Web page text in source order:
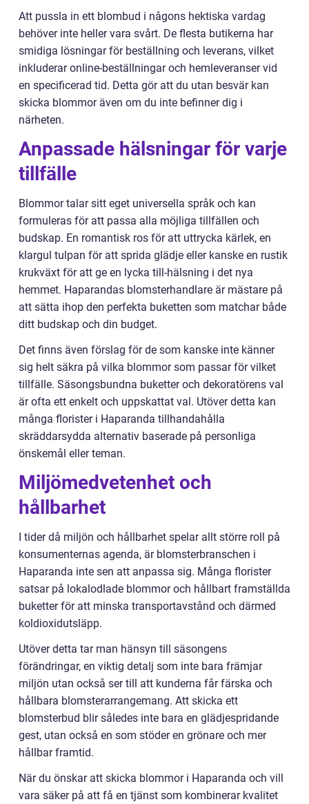
Att pussla in ett blombud i någons hektiska vardag
behöver inte heller vara svårt. De flesta butikerna har
smidiga lösningar för beställning och leverans, vilket
inkluderar online-beställningar och hemleveranser vid
en specificerad tid. Detta gör att du utan besvär kan
skicka blommor även om du inte befinner dig i
närheten.
Anpassade hälsningar för varje
tillfälle
Blommor talar sitt eget universella språk och kan
formuleras för att passa alla möjliga tillfällen och
budskap. En romantisk ros för att uttrycka kärlek, en
klargul tulpan för att sprida glädje eller kanske en rustik
krukväxt för att ge en lycka till-hälsning i det nya
hemmet. Haparandas blomsterhandlare är mästare på
att sätta ihop den perfekta buketten som matchar både
ditt budskap och din budget.
Det finns även förslag för de som kanske inte känner
sig helt säkra på vilka blommor som passar för vilket
tillfälle. Säsongsbundna buketter och dekoratörens val
är ofta ett enkelt och uppskattat val. Utöver detta kan
många florister i Haparanda tillhandahålla
skräddarsydda alternativ baserade på personliga
önskemål eller teman.
Miljömedvetenhet och
hållbarhet
I tider då miljön och hållbarhet spelar allt större roll på
konsumenternas agenda, är blomsterbranschen i
Haparanda inte sen att anpassa sig. Många florister
satsar på lokalodlade blommor och hållbart framställda
buketter för att minska transportavstånd och därmed
koldioxidutsläpp.
Utöver detta tar man hänsyn till säsongens
förändringar, en viktig detalj som inte bara främjar
miljön utan också ser till att kunderna får färska och
hållbara blomsterarrangemang. Att skicka ett
blomsterbud blir således inte bara en glädjespridande
gest, utan också en som stöder en grönare och mer
hållbar framtid.
När du önskar att skicka blommor i Haparanda och vill
vara säker på att få en tjänst som kombinerar kvalitet